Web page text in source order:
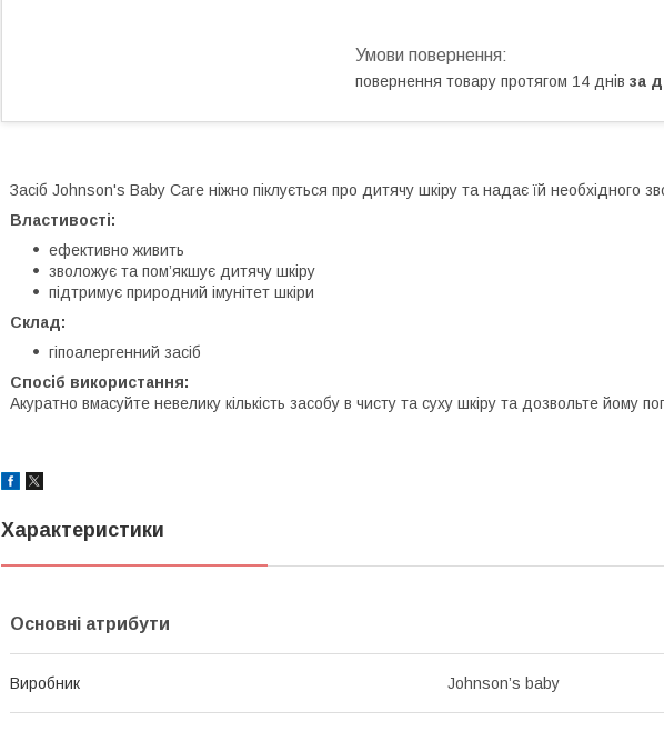
повернення товару протягом 14 днів за
Засіб Johnson's Baby Care ніжно піклується про дитячу шкіру та надає їй необхідного
Властивості:
ефективно живить
зволожує та пом’якшує дитячу шкіру
підтримує природний імунітет шкіри
Склад:
гіпоалергенний засіб
Спосіб використання:
Акуратно вмасуйте невелику кількість засобу в чисту та суху шкіру та дозвольте йому
Характеристики
Основні атрибути
Виробник Johnson’s baby